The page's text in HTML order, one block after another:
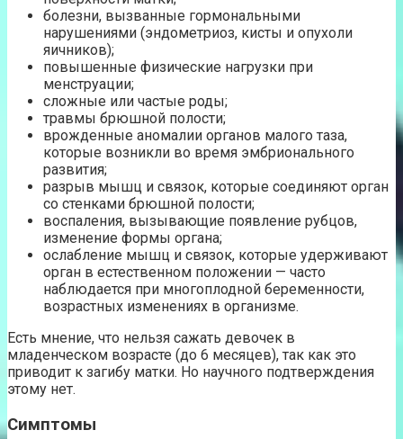
болезни, вызванные гормональными
нарушениями (эндометриоз, кисты и опухоли
яичников);
повышенные физические нагрузки при
менструации;
сложные или частые роды;
травмы брюшной полости;
врожденные аномалии органов малого таза,
которые возникли во время эмбрионального
развития;
разрыв мышц и связок, которые соединяют орган
со стенками брюшной полости;
воспаления, вызывающие появление рубцов,
изменение формы органа;
ослабление мышц и связок, которые удерживают
орган в естественном положении — часто
наблюдается при многоплодной беременности,
возрастных изменениях в организме.
Есть мнение, что нельзя сажать девочек в
младенческом возрасте (до 6 месяцев), так как это
приводит к загибу матки. Но научного подтверждения
этому нет.
Симптомы